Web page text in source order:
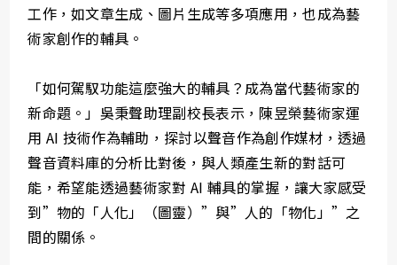
工作，如文章生成、圖片生成等多項應用，也成為藝
術家創作的輔具。
「如何駕馭功能這麼強大的輔具？成為當代藝術家的
新命題。」吳秉聲助理副校長表示，陳昱榮藝術家運
用 AI 技術作為輔助，探討以聲音作為創作媒材，透過
聲音資料庫的分析比對後，與人類產生新的對話可
能，希望能透過藝術家對 AI 輔具的掌握，讓大家感受
到”物的「人化」（圖靈）”與”人的「物化」”之
間的關係。